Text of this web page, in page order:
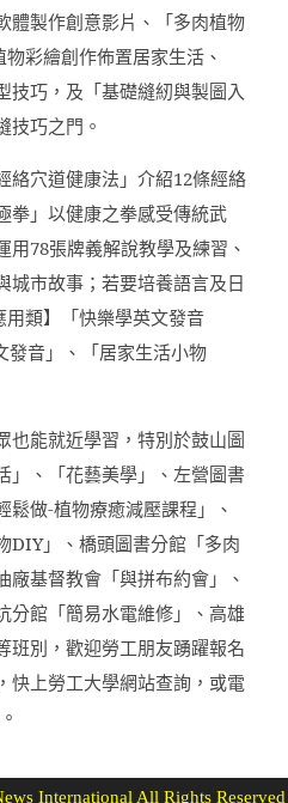
體製作創意影片、「多肉植物
彩繪創作佈置居家生活、
技巧，及「基礎縫紉與製圖入
技巧之門。
絡穴道健康法」介紹12條經絡
拳」以健康之拳感受傳統武
用78張牌義解說教學及練習、
城市故事；若要培養語言及日
類】「快樂學英文發音
發音」、「居家生活小物
也能就近學習，特別於鼓山圖
」、「花藝美學」、左營圖書
鬆做-植物療癒減壓課程」、
DIY」、橋頭圖書分館「多肉
基督教會「與拼布約會」、
分館「簡易水電維修」、高雄
班別，歡迎勞工朋友踴躍報名
快上勞工大學網站查詢，或電
。
International All Rights Reserved